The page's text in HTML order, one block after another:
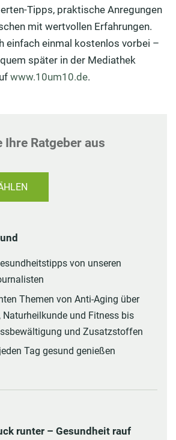
Tipps, praktische Anregungen
mit wertvollen Erfahrungen.
einfach einmal kostenlos vorbei –
später in der Mediathek
www.10um10.de.
Ihre Ratgeber aus
von unseren
Themen von Anti-Aging über
Naturheilkunde und Fitness bis
und Zusatzstoffen
Tag gesund genießen
runter – Gesundheit rauf